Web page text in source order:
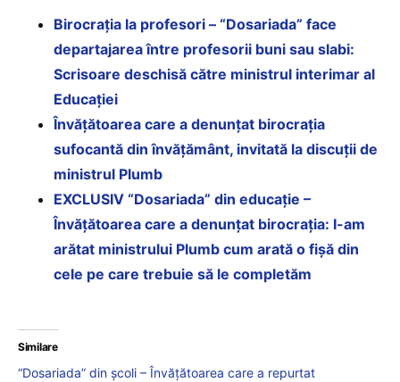
Birocrația la profesori – “Dosariada” face
departajarea între profesorii buni sau slabi:
Scrisoare deschisă către ministrul interimar al
Educației
Învățătoarea care a denunțat birocrația
sufocantă din învățământ, invitată la discuții de
ministrul Plumb
EXCLUSIV “Dosariada” din educație –
Învățătoarea care a denunțat birocrația: I-am
arătat ministrului Plumb cum arată o fișă din
cele pe care trebuie să le completăm
Similare
“Dosariada” din școli – Învățătoarea care a repurtat